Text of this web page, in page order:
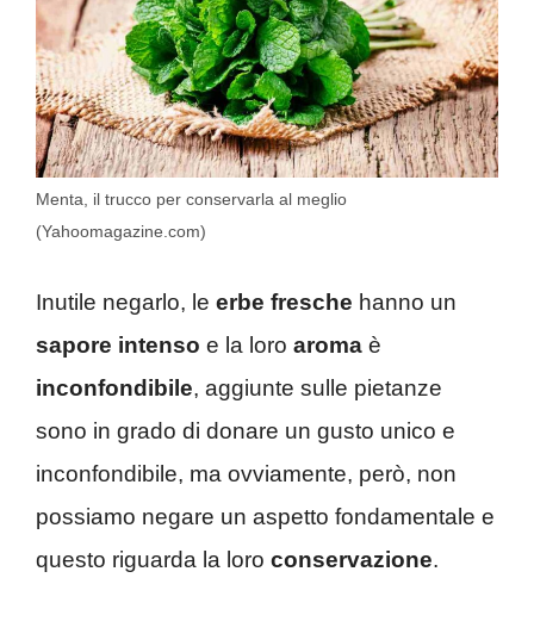
Menta, il trucco per conservarla al meglio
(Yahoomagazine.com)
Inutile negarlo, le erbe fresche hanno un
sapore intenso e la loro aroma è
inconfondibile, aggiunte sulle pietanze
sono in grado di donare un gusto unico e
inconfondibile, ma ovviamente, però, non
possiamo negare un aspetto fondamentale e
questo riguarda la loro conservazione.